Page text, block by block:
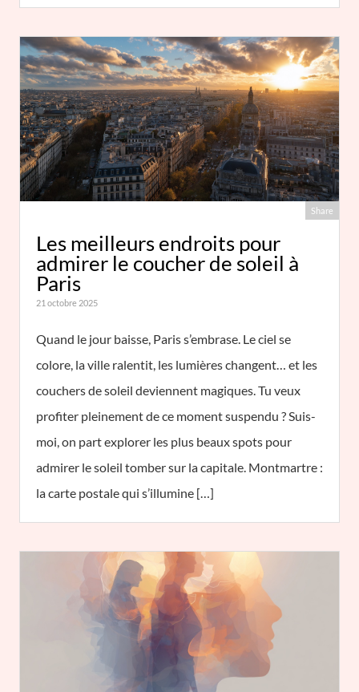
Share
Les meilleurs endroits pour
admirer le coucher de soleil à
Paris
21 octobre 2025
Quand le jour baisse, Paris s’embrase. Le ciel se
colore, la ville ralentit, les lumières changent… et les
couchers de soleil deviennent magiques. Tu veux
profiter pleinement de ce moment suspendu ? Suis-
moi, on part explorer les plus beaux spots pour
admirer le soleil tomber sur la capitale. Montmartre :
la carte postale qui s’illumine […]